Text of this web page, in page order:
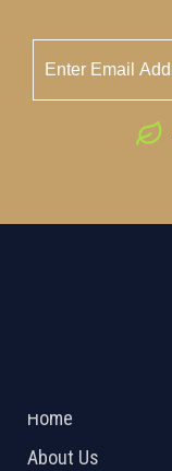
Home
About Us